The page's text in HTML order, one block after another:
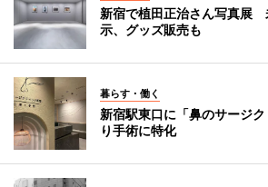
新宿で植田正治さん写真展
示、グッズ販売も
暮らす・働く
新宿駅東口に「鼻のサージ
り手術に特化